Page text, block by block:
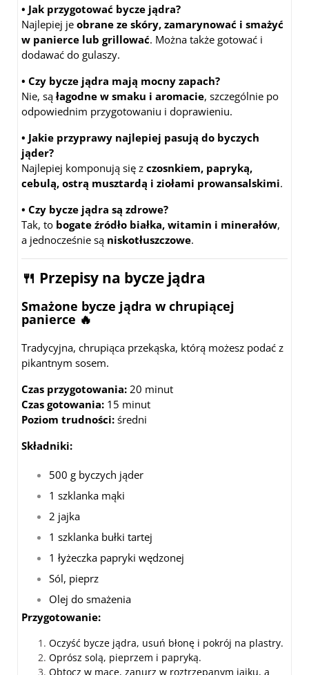
• Jak przygotować bycze jądra?
Najlepiej je obrane ze skóry, zamarynować i smażyć
w panierce lub grillować. Można także gotować i
dodawać do gulaszy.
• Czy bycze jądra mają mocny zapach?
Nie, są łagodne w smaku i aromacie, szczególnie po
odpowiednim przygotowaniu i doprawieniu.
• Jakie przyprawy najlepiej pasują do byczych
jąder?
Najlepiej komponują się z czosnkiem, papryką,
cebulą, ostrą musztardą i ziołami prowansalskimi.
• Czy bycze jądra są zdrowe?
Tak, to bogate źródło białka, witamin i minerałów,
a jednocześnie są niskotłuszczowe.
🍴 Przepisy na bycze jądra
Smażone bycze jądra w chrupiącej
panierce 🔥
Tradycyjna, chrupiąca przekąska, którą możesz podać z
pikantnym sosem.
Czas przygotowania: 20 minut
Czas gotowania: 15 minut
Poziom trudności: średni
Składniki:
500 g byczych jąder
1 szklanka mąki
2 jajka
1 szklanka bułki tartej
1 łyżeczka papryki wędzonej
Sól, pieprz
Olej do smażenia
Przygotowanie:
Oczyść bycze jądra, usuń błonę i pokrój na plastry.
Oprósz solą, pieprzem i papryką.
Obtocz w mące, zanurz w roztrzepanym jajku, a